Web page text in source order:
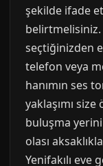
şekilde ifade
seçtiğinizden
telefon veya
hanımın ses
yaklaşımı
buluşma
olası
Yenifakılı eve